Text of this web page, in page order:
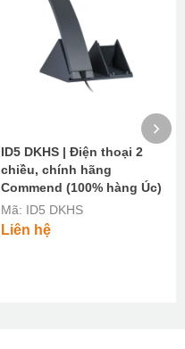
ID5 DKHS | Điện thoại 2
chiều, chính hãng
Commend (100% hàng Úc)
Mã: ID5 DKHS
Liên hệ